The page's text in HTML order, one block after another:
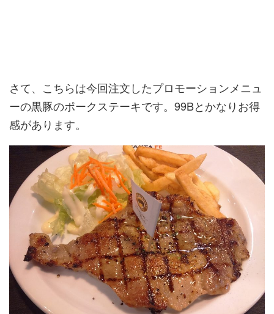
さて、こちらは今回注文したプロモーションメニュ
ーの黒豚のポークステーキです。99Bとかなりお得
感があります。